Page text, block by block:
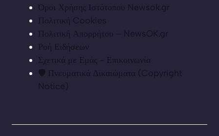
Όροι Χρήσης Ιστότοπου Newsok.gr
Πολιτική Cookies
Πολιτική Απορρήτου – NewsOK.gr
Ροή Ειδήσεων
Σχετικά με Εμάς - Επικοινωνία
🛡️ Πνευματικά Δικαιώματα (Copyright
Notice)